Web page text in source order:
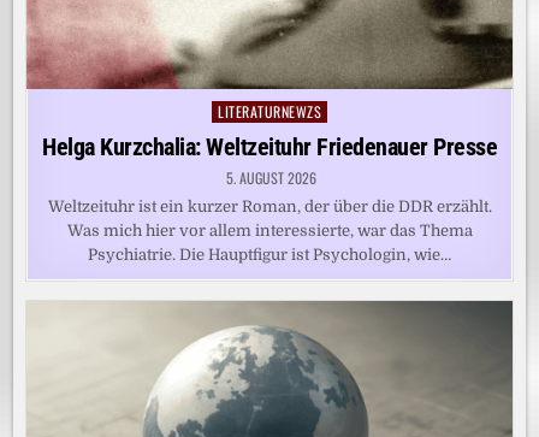
Posted
in
LITERATURNEWZS
Helga Kurzchalia: Weltzeituhr Friedenauer Presse
5. AUGUST 2026
Weltzeituhr ist ein kurzer Roman, der über die DDR erzählt.
Was mich hier vor allem interessierte, war das Thema
Psychiatrie. Die Hauptfigur ist Psychologin, wie…